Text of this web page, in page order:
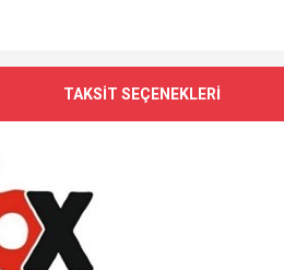
TAKSİT SEÇENEKLERİ